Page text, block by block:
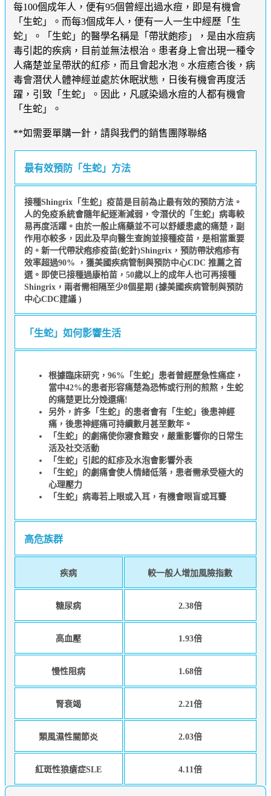
每100個成年人，便有95個曾經出過水痘，即是有機會
「生蛇」。而每3個成年人，便有一人一生中經歷「生
蛇」。「生蛇」的醫學名稱是「帶狀皰疹」，是由水痘病
毒引起的疾病，目前並無法根治。患者身上會出現一種令
人痛楚並呈帶狀的紅疹，而且會起水泡。水痘癒合後，病
毒會潛伏人體神經並處於休眠狀態，日後有機會再度活
躍，引致「生蛇」。因此，凡感染過水痘的人都有機會
「生蛇」。
**如需要單購一針，請與我們的銷售團隊聯絡
最有效預防「生蛇」方法
接種Shingrix「生蛇」疫苗是目前為止最有效的預防方法。
人的免疫系統會隨年紀逐漸減弱，令潛伏的「生蛇」病毒較
易再度活躍。由於一般止痛藥並不可以舒緩患處的痛楚，副
作用亦較多，因此及早向醫生查詢並接種疫苗，是相當重要
的。新一代帶狀疱疹疫苗(蛇針)Shingrix，預防帶狀疱疹有
效率超過90% ，獲美國疾病管制與預防中心CDC 推薦之首
選。即使已接種過康柏苗，50歲以上的成年人也可再接種
Shingrix，兩者需相隔至少8個星期 (據美國疾病管制與預防
中心CDC建議 )
「生蛇」如何影響生活
根據臨床研究，96%「生蛇」患者曾經歷急性痛症，
當中42%的患者形容痛楚為恐怖或行刑的煎熬，生蛇
的痛楚更比分娩還痛!
另外，許多「生蛇」的患者會有「生蛇」後患神經
痛，後患神經痛可持續數月甚至數年。
「生蛇」的劇痛使你寢食難安，嚴重影響你的日常生
活及社交活動
「生蛇」引起的紅疹及水泡會影響外表
「生蛇」的劇痛會使人情緒低落，患者需承受極大的
心理壓力
「生蛇」病毒若上眼或入耳，有機會眼盲或耳聾
高危族群
疾病 較一般人增加風險指數
糖尿病 2.38倍
高血壓 1.93倍
慢性阻病 1.68倍
腎衰竭 2.21倍
類風濕性關節炎 2.03倍
紅斑性狼瘡症SLE 4.11倍